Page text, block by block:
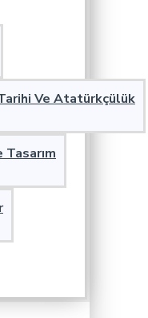
Ve Atatürkçülük